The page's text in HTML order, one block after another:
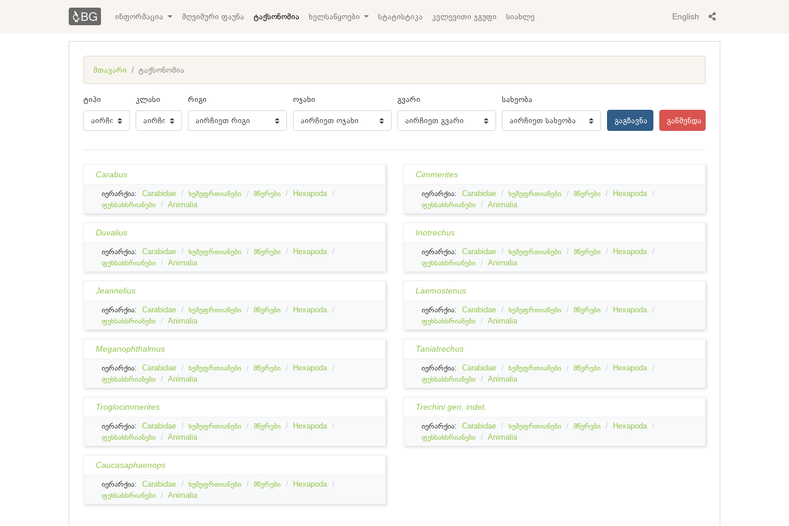
ინფორმაცია მღვიმური ფაუნა ტაქსონომია ხელსაწყოები სტატისტიკა კვლევითი ჯგუფი სიახლე English
მთავარი ტაქსონომია
ტიპი კლასი რიგი ოჯახი გვარი სახეობა
გაგზავნა გაწმენდა
Carabus
იერარქია: Carabidae ხეშეფრთიანები მწერები
Hexapoda
ფეხსახსრიანები
Animalia
Cimmerites
იერარქია: Carabidae ხეშეფრთიანები მწერები
Hexapoda
ფეხსახსრიანები
Animalia
Duvalius
იერარქია: Carabidae ხეშეფრთიანები მწერები
Hexapoda
ფეხსახსრიანები
Animalia
Inotrechus
იერარქია: Carabidae ხეშეფრთიანები მწერები
Hexapoda
ფეხსახსრიანები
Animalia
Jeannelius
იერარქია: Carabidae ხეშეფრთიანები მწერები
Hexapoda
ფეხსახსრიანები
Animalia
Laemostenus
იერარქია: Carabidae ხეშეფრთიანები მწერები
Hexapoda
ფეხსახსრიანები
Animalia
Meganophthalmus
იერარქია: Carabidae ხეშეფრთიანები მწერები
Hexapoda
ფეხსახსრიანები
Animalia
Taniatrechus
იერარქია: Carabidae ხეშეფრთიანები მწერები
Hexapoda
ფეხსახსრიანები
Animalia
Troglocimmerites
იერარქია: Carabidae ხეშეფრთიანები მწერები
Hexapoda
ფეხსახსრიანები
Animalia
Trechini gen. indet.
იერარქია: Carabidae ხეშეფრთიანები მწერები
Hexapoda
ფეხსახსრიანები
Animalia
Caucasaphaenops
იერარქია: Carabidae ხეშეფრთიანები მწერები
Hexapoda
ფეხსახსრიანები
Animalia